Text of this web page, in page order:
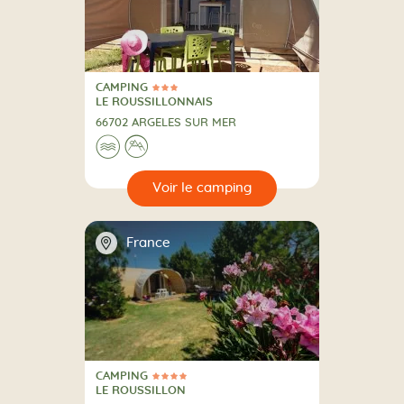
3 Étoiles
CAMPING
CAMPING
LE ROUSSILLONNAIS
66702 ARGELES SUR MER
Au bord de l'eau
🌊A la montagne
⛰
📍 France
4 Étoiles
CAMPING
CAMPING
LE ROUSSILLON